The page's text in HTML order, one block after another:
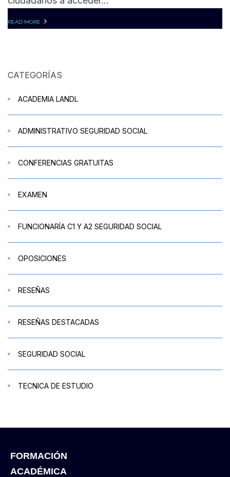
READ MORE
CATEGORÍAS
ACADEMIA LANDL
ADMINISTRATIVO SEGURIDAD SOCIAL
CONFERENCIAS GRATUITAS
EXAMEN
FUNCIONARÍA C1 Y A2 SEGURIDAD SOCIAL
OPOSICIONES
RESEÑAS
RESEÑAS DESTACADAS
SEGURIDAD SOCIAL
TECNICA DE ESTUDIO
FORMACIÓN
ACADÉMICA